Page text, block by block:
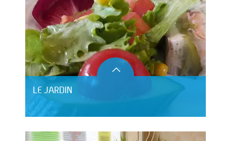
LE JARDIN